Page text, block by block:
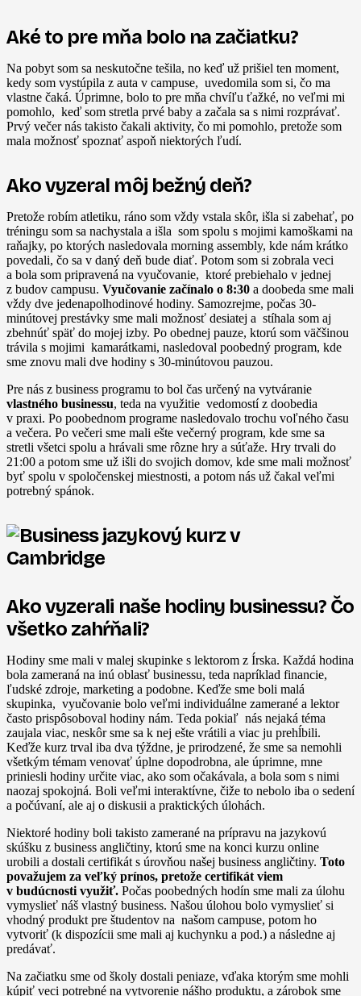
Aké to pre mňa bolo na začiatku?
Na pobyt som sa neskutočne tešila, no keď už prišiel ten moment,
kedy som vystúpila z auta v campuse, uvedomila som si, čo ma
vlastne čaká. Úprimne, bolo to pre mňa chvíľu ťažké, no veľmi mi
pomohlo, keď som stretla prvé baby a začala sa s nimi rozprávať.
Prvý večer nás takisto čakali aktivity, čo mi pomohlo, pretože som
mala možnosť spoznať aspoň niektorých ľudí.
Ako vyzeral môj bežný deň?
Pretože robím atletiku, ráno som vždy vstala skôr, išla si zabehať, po
tréningu som sa nachystala a išla som spolu s mojimi kamoškami na
raňajky, po ktorých nasledovala morning assembly, kde nám krátko
povedali, čo sa v daný deň bude diať. Potom som si zobrala veci
a bola som pripravená na vyučovanie, ktoré prebiehalo v jednej
z budov campusu. Vyučovanie začínalo o 8:30 a doobeda sme mali
vždy dve jedenapolhodinové hodiny. Samozrejme, počas 30-
minútovej prestávky sme mali možnosť desiatej a stíhala som aj
zbehnúť späť do mojej izby. Po obednej pauze, ktorú som väčšinou
trávila s mojimi kamarátkami, nasledoval poobedný program, kde
sme znovu mali dve hodiny s 30-minútovou pauzou.
Pre nás z business programu to bol čas určený na vytváranie
vlastného businessu, teda na využitie vedomostí z doobedia
v praxi. Po poobednom programe nasledovalo trochu voľného času
a večera. Po večeri sme mali ešte večerný program, kde sme sa
stretli všetci spolu a hrávali sme rôzne hry a súťaže. Hry trvali do
21:00 a potom sme už išli do svojich domov, kde sme mali možnosť
byť spolu v spoločenskej miestnosti, a potom nás už čakal veľmi
potrebný spánok.
Ako vyzerali naše hodiny businessu? Čo
všetko zahŕňali?
Hodiny sme mali v malej skupinke s lektorom z Írska. Každá hodina
bola zameraná na inú oblasť businessu, teda napríklad financie,
ľudské zdroje, marketing a podobne. Keďže sme boli malá
skupinka, vyučovanie bolo veľmi individuálne zamerané a lektor
často prispôsoboval hodiny nám. Teda pokiaľ nás nejaká téma
zaujala viac, neskôr sme sa k nej ešte vrátili a viac ju prehĺbili.
Keďže kurz trval iba dva týždne, je prirodzené, že sme sa nemohli
všetkým témam venovať úplne dopodrobna, ale úprimne, mne
priniesli hodiny určite viac, ako som očakávala, a bola som s nimi
naozaj spokojná. Boli veľmi interaktívne, čiže to nebolo iba o sedení
a počúvaní, ale aj o diskusii a praktických úlohách.
Niektoré hodiny boli takisto zamerané na prípravu na jazykovú
skúšku z business angličtiny, ktorú sme na konci kurzu online
urobili a dostali certifikát s úrovňou našej business angličtiny. Toto
považujem za veľký prínos, pretože certifikát viem
v budúcnosti využiť. Počas poobedných hodín sme mali za úlohu
vymyslieť náš vlastný business. Našou úlohou bolo vymyslieť si
vhodný produkt pre študentov na našom campuse, potom ho
vytvoriť (k dispozícii sme mali aj kuchynku a pod.) a následne aj
predávať.
Na začiatku sme od školy dostali peniaze, vďaka ktorým sme mohli
kúpiť veci potrebné na vytvorenie nášho produktu, a zárobok sme